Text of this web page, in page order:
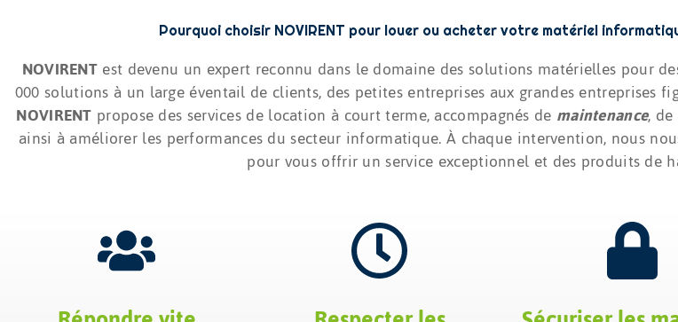
Pourquoi choisir NOVIRENT pour louer ou acheter votre matériel
NOVIRENTest devenu un expert reconnu dans le domaine des solutions matérielles pour
000 solutions à un large éventail de clients, des petites entreprises aux grandes entreprises
NOVIRENT propose des services de location à court terme, accompagnés de maintenance, de
ainsi à améliorer les performances du secteur informatique. À chaque intervention, nous
pour vous offrir un service exceptionnel et des produits de